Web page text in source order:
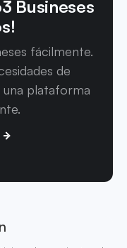
Busineses
fácilmente.
de
plataforma